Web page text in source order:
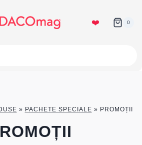
❤️ 0
» PACHETE SPECIALE » PROMOȚII